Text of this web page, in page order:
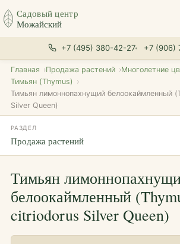
Садовый центр
Можайский
+7 (495) 380-42-27 +7 (906)
Главная Продажа растений
Многолетние
Тимьян (Thymus)
Тимьян лимоннопахнущий белоокаймленный
Silver Queen)
РАЗДЕЛ
Продажа растений
Тимьян
белоокаймленный
citriodorus Silver Queen)